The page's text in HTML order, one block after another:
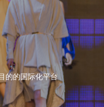
的的国际化平台